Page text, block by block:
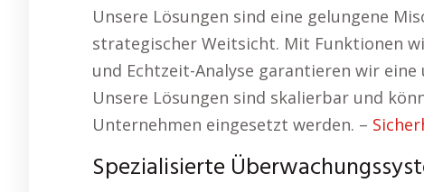
Unsere Lösungen sind eine gelungene
strategischer Weitsicht. Mit Funktionen
und Echtzeit-Analyse garantieren wir
Unsere Lösungen sind skalierbar und
Unternehmen eingesetzt werden. –
Spezialisierte